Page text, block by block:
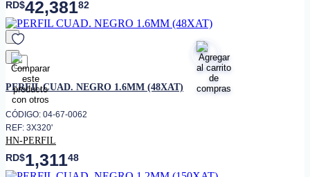
RD$42,38182
favorito
PERFIL CUAD. NEGRO 1.6MM (48XAT)
CÓDIGO: 04-67-0062
REF: 3X320'
HN-PERFIL
RD$1,31148